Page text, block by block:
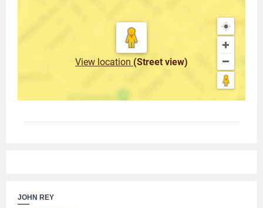
View location (Street view)
JOHN REY